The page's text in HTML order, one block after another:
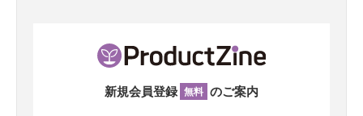
新規会員登録 無料 のご案内